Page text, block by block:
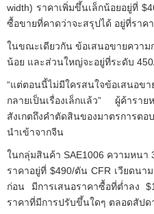
width) ราคาเพิ่มขึ้นเล็กน้อยอยู่ที่
ซื้อขายที่คาดว่าจะสรุปได้ อยู่ที่ราค
ในขณะเดียวกัน ข้อเสนอขายความ
น้อย และส่วนใหญ่จะอยู่ที่ระดับ
“แต่ตอนนี้ไม่มีใครสนใจข้อเสนอข
กลายเป็นเรื่องเล็กแล้ว” ผู้ค้ารา
สังเกตถึงคำตัดสินของมาตรการต
นำเข้าจากจีน
ในกลุ่มสินค้า SAE1006 ความหนา
ราคาอยู่ที่ $490/ตัน CFR เวียดนา
ก่อน มีการเสนอราคาซื้อที่ต่ำลง
ราคาที่มีการปรับขึ้นใดๆ ตลอดสัปด